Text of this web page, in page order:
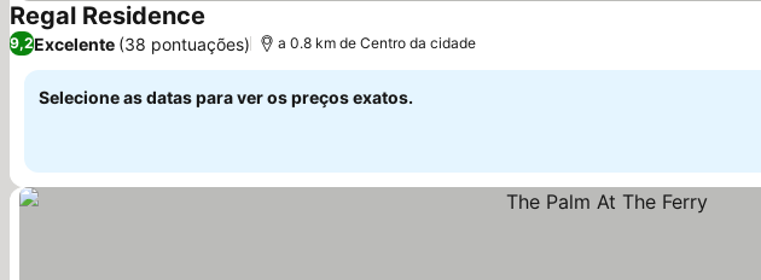
Regal Residence Ver preços
9,2Excelente (38 pontuações) a 0.8 km de Centro da cidade
Selecione as datas para ver os preços exatos.